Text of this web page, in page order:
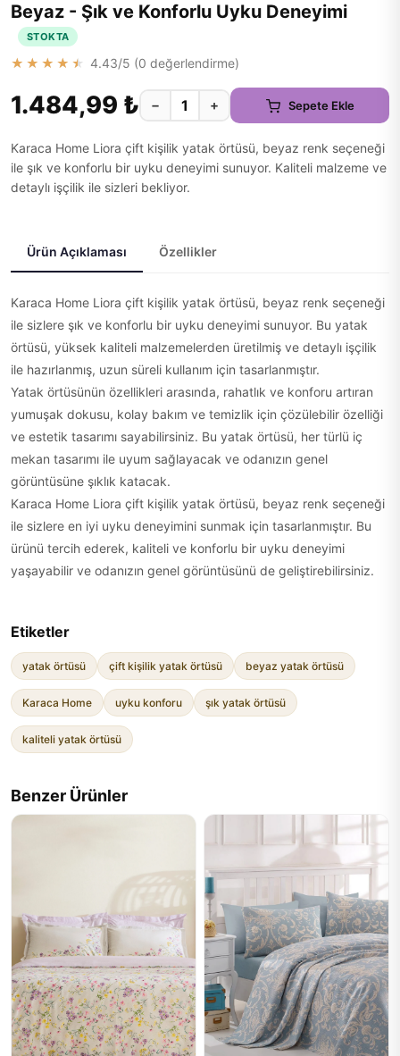
Beyaz - Şık ve Konforlu Uyku Deneyimi
STOKTA
★★★★★ 4.43/5 (0 değerlendirme)
1.484,99 ₺ − + Sepete Ekle
Karaca Home Liora çift kişilik yatak örtüsü, beyaz renk seçeneği
ile şık ve konforlu bir uyku deneyimi sunuyor. Kaliteli malzeme ve
detaylı işçilik ile sizleri bekliyor.
Ürün Açıklaması Özellikler
Karaca Home Liora çift kişilik yatak örtüsü, beyaz renk seçeneği
ile sizlere şık ve konforlu bir uyku deneyimi sunuyor. Bu yatak
örtüsü, yüksek kaliteli malzemelerden üretilmiş ve detaylı işçilik
ile hazırlanmış, uzun süreli kullanım için tasarlanmıştır.
Yatak örtüsünün özellikleri arasında, rahatlık ve konforu artıran
yumuşak dokusu, kolay bakım ve temizlik için çözülebilir özelliği
ve estetik tasarımı sayabilirsiniz. Bu yatak örtüsü, her türlü iç
mekan tasarımı ile uyum sağlayacak ve odanızın genel
görüntüsüne şıklık katacak.
Karaca Home Liora çift kişilik yatak örtüsü, beyaz renk seçeneği
ile sizlere en iyi uyku deneyimini sunmak için tasarlanmıştır. Bu
ürünü tercih ederek, kaliteli ve konforlu bir uyku deneyimi
yaşayabilir ve odanızın genel görüntüsünü de geliştirebilirsiniz.
Etiketler
yatak örtüsü çift kişilik yatak örtüsü beyaz yatak örtüsü
Karaca Home uyku konforu şık yatak örtüsü
kaliteli yatak örtüsü
Benzer Ürünler